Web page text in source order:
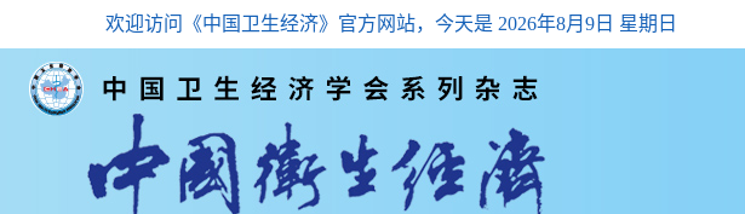
欢迎访问《中国卫生经济》官方网站，今天是 2026年8月9日 星期日